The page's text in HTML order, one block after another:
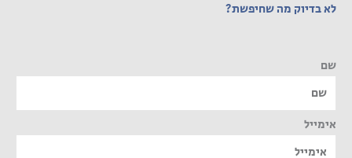
לא בדיוק מה שחיפשת?
שם
אימייל